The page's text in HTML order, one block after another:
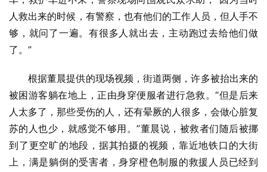
人救出来的时候，有警察，也有他们的工作人员，但人手不
够，就问了一遍。有很多人就出去，主动跑过去给他们做
了。”
根据董晨提供的现场视频，街道两侧，许多被抬出来的
被困游客躺在地上，正由身穿便服者进行急救。“但是后来
人太多了，那些受伤的人，还有晕厥的人很多，会做心脏复
苏的人也少，就感觉不够用。”董晨说，被救者们随后被挪
到了更空旷的地段，据其拍摄的视频，靠近地铁口的大街
上，满是躺倒的受害者，身穿橙色制服的救援人员已经到